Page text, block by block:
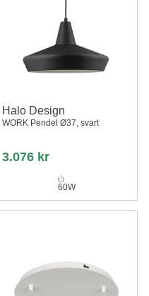
Halo Design
WORK Pendel Ø37, svart
3.076 kr
60W